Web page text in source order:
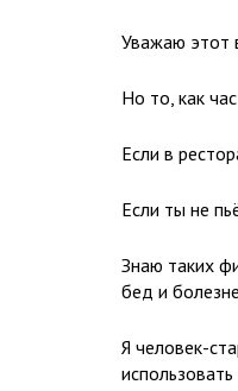
Уважаю этот
Но то, как
Если в
Если ты не
Знаю таких
бед и
Я человек-